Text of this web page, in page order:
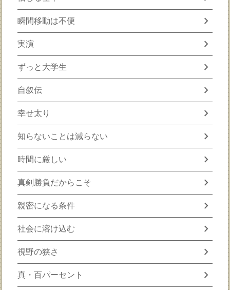
瞬間移動は不便 chevron_right
実演 chevron_right
ずっと大学生 chevron_right
自叙伝 chevron_right
幸せ太り chevron_right
知らないことは減らない chevron_right
時間に厳しい chevron_right
真剣勝負だからこそ chevron_right
親密になる条件 chevron_right
社会に溶け込む chevron_right
視野の狭さ chevron_right
真・百パーセント chevron_right